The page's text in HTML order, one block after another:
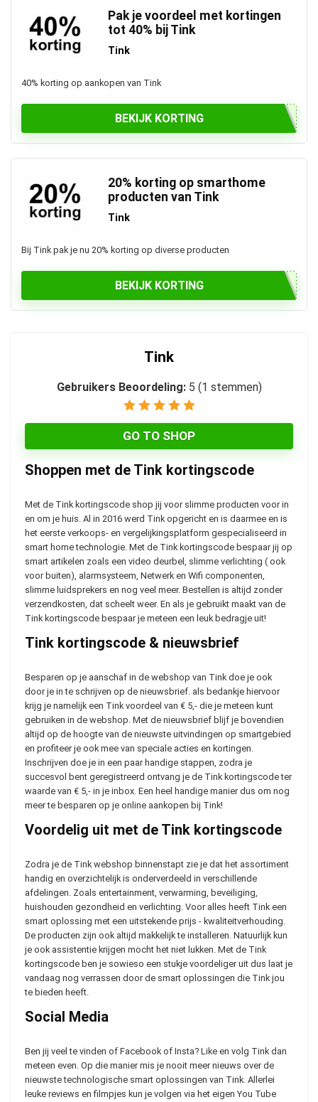
Pak je voordeel met kortingen
tot 40% bij Tink
Tink
40% korting op aankopen van Tink
BEKIJK KORTING
20% korting op smarthome
producten van Tink
Tink
Bij Tink pak je nu 20% korting op diverse producten
BEKIJK KORTING
Tink
Gebruikers Beoordeling: 5 (1 stemmen)
GO TO SHOP
Shoppen met de Tink kortingscode
Met de Tink kortingscode shop jij voor slimme producten voor in
en om je huis. Al in 2016 werd Tink opgericht en is daarmee en is
het eerste verkoops- en vergelijkingsplatform gespecialiseerd in
smart home technologie. Met de Tink kortingscode bespaar jij op
smart artikelen zoals een video deurbel, slimme verlichting ( ook
voor buiten), alarmsysteem, Netwerk en Wifi componenten,
slimme luidsprekers en nog veel meer. Bestellen is altijd zonder
verzendkosten, dat scheelt weer. En als je gebruikt maakt van de
Tink kortingscode bespaar je meteen een leuk bedragje uit!
Tink kortingscode & nieuwsbrief
Besparen op je aanschaf in de webshop van Tink doe je ook
door je in te schrijven op de nieuwsbrief. als bedankje hiervoor
krijg je namelijk een Tink voordeel van € 5,- die je meteen kunt
gebruiken in de webshop. Met de nieuwsbrief blijf je bovendien
altijd op de hoogte van de nieuwste uitvindingen op smartgebied
en profiteer je ook mee van speciale acties en kortingen.
Inschrijven doe je in een paar handige stappen, zodra je
succesvol bent geregistreerd ontvang je de Tink kortingscode ter
waarde van € 5,- in je inbox. Een heel handige manier dus om nog
meer te besparen op je online aankopen bij Tink!
Voordelig uit met de Tink kortingscode
Zodra je de Tink webshop binnenstapt zie je dat het assortiment
handig en overzichtelijk is onderverdeeld in verschillende
afdelingen. Zoals entertainment, verwarming, beveiliging,
huishouden gezondheid en verlichting. Voor alles heeft Tink een
smart oplossing met een uitstekende prijs - kwaliteitverhouding.
De producten zijn ook altijd makkelijk te installeren. Natuurlijk kun
je ook assistentie krijgen mocht het niet lukken. Met de Tink
kortingscode ben je sowieso een stukje voordeliger uit dus laat je
vandaag nog verrassen door de smart oplossingen die Tink jou
te bieden heeft.
Social Media
Ben jij veel te vinden of Facebook of Insta? Like en volg Tink dan
meteen even. Op die manier mis je nooit meer nieuws over de
nieuwste technologische smart oplossingen van Tink. Allerlei
leuke reviews en filmpjes kun je volgen via het eigen You Tube